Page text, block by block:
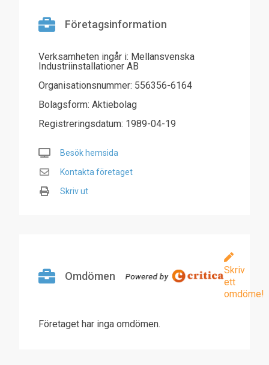
Företagsinformation
Verksamheten ingår i: Mellansvenska
Industriinstallationer AB
Organisationsnummer: 556356-6164
Bolagsform: Aktiebolag
Registreringsdatum: 1989-04-19
Besök hemsida
Kontakta företaget
Skriv ut
Omdömen
Skriv
ett
omdöme!
Företaget har inga omdömen.